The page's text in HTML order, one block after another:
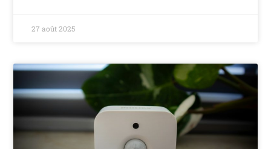
27 août 2025